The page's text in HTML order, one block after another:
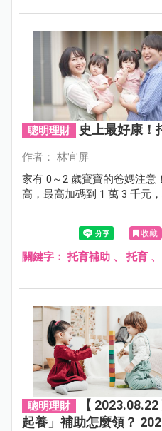
聰明理財 史上最好康！
作者： 林宜屏
家有 0～2 歲寶寶的爸媽注意
高，最高加碼到 1 萬 3 千元
收藏
關鍵字： 托育補助、 托育、
聰明理財
【
起養」補助怎麼領？